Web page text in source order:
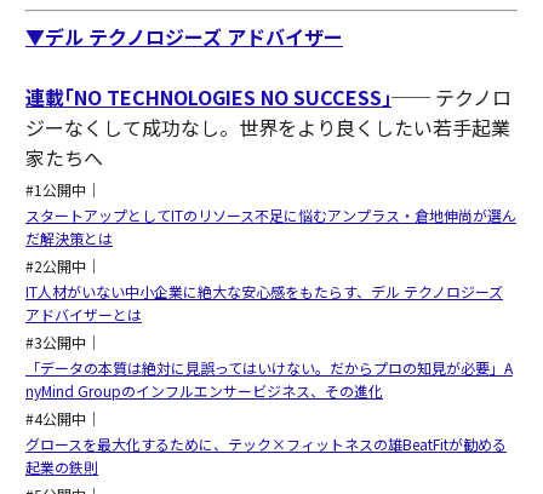
▼デル テクノロジーズ アドバイザー
連載｢NO TECHNOLOGIES NO SUCCESS｣── テクノロ
ジーなくして成功なし。世界をより良くしたい若手起業
家たちへ
#1公開中｜
スタートアップとしてITのリソース不足に悩むアンプラス・倉地伸尚が選ん
だ解決策とは
#2公開中｜
IT人材がいない中小企業に絶大な安心感をもたらす、デル テクノロジーズ
アドバイザーとは
#3公開中｜
「データの本質は絶対に見誤ってはいけない。だからプロの知見が必要」A
nyMind Groupのインフルエンサービジネス、その進化
#4公開中｜
グロースを最大化するために、テック×フィットネスの雄BeatFitが勧める
起業の鉄則